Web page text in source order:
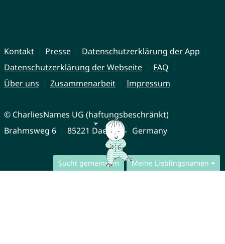
Sucht gemeinsam Meine Lieblingsnamen
Kontakt Presse
Datenschutzerklärung der App
Datenschutzerklärung der Webseite
FAQ
Über uns
Zusammenarbeit Impressum
© CharliesNames UG (haftungsbeschränkt)
Brahmsweg 6
85221 Dachau Germany